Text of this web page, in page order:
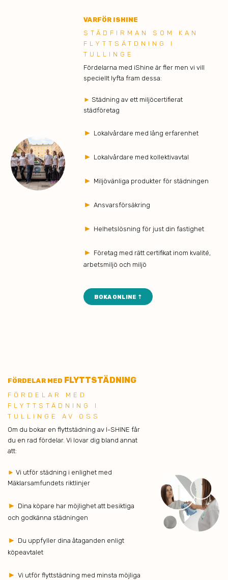
VARFÖR ISHINE
STÄDFIRMAN SOM KAN
FLYTTSÄTDNING I
TULLINGE
Fördelarna med iShine är fler men vi vill
speciellt lyfta fram dessa:
► Städning av ett miljöcertifierat
städföretag
► Lokalvårdare med lång erfarenhet
► Lokalvårdare med kollektivavtal
► Miljövänliga produkter för städningen
►Ansvarsförsäkring
► Helhetslösning för just din fastighet
► Företag med rätt certifikat inom kvalité,
arbetsmiljö och miljö
BOKA ONLINE ⇡
FÖRDELAR MED FLYTTSTÄDNING
FÖRDELAR MED
FLYTTSTÄDNING I
TULLINGE AV OSS
Om du bokar en flyttstädning av I-SHINE får
du en rad fördelar. Vi lovar dig bland annat
att:
► Vi utför städning i enlighet med
Mäklarsamfundets riktlinjer
► Dina köpare har möjlighet att besiktiga
och godkänna städningen
► Du uppfyller dina åtaganden enligt
köpeavtalet
► Vi utför flyttstädning med minsta möjliga